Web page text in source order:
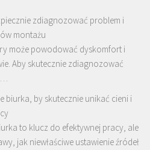
zdiagnozować problem i
montażu
może powodować dyskomfort i
Aby skutecznie zdiagnozować
…
biurka, by skutecznie unikać cieni i
to klucz do efektywnej pracy, ale
jak niewłaściwe ustawienie źródeł